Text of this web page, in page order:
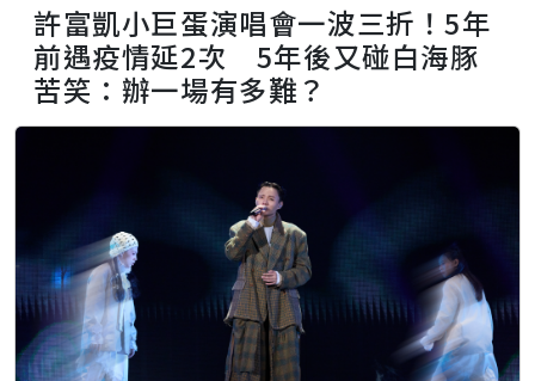
許富凱小巨蛋演唱會一波三折！5年
前遇疫情延2次 5年後又碰白海豚
苦笑：辦一場有多難？